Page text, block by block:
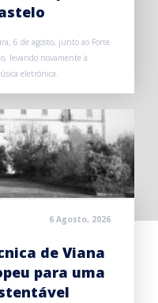
6 de agosto, junto ao Forte
levando novamente à
eletrónica.
6 Agosto, 2026
de Viana
para uma